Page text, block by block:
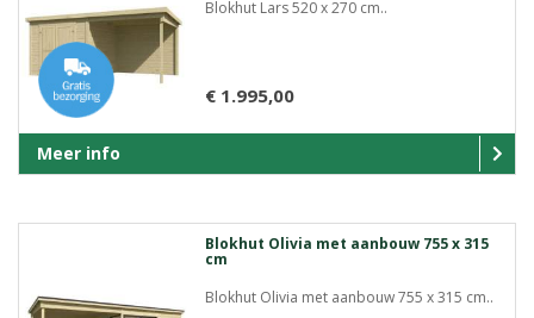
Blokhut Lars 520 x 270 cm..
€ 1.995,00
Meer info
Blokhut Olivia met aanbouw 755 x 315
cm
Blokhut Olivia met aanbouw 755 x 315 cm..